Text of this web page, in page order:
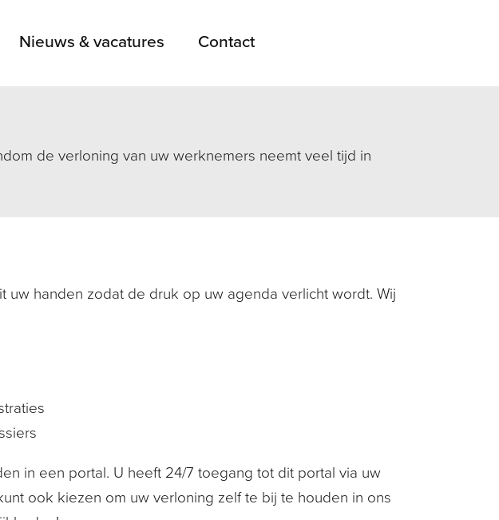
Nieuws & vacatures Contact
de verloning van uw werknemers neemt veel tijd in
uw handen zodat de druk op uw agenda verlicht wordt. Wij
in een portal. U heeft 24/7 toegang tot dit portal via uw
ook kiezen om uw verloning zelf te bij te houden in ons